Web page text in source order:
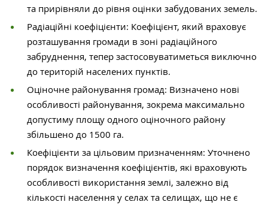
та прирівняли до рівня оцінки забудованих земель.
Радіаційні коефіцієнти: Коефіцієнт, який враховує
розташування громади в зоні радіаційного
забруднення, тепер застосовуватиметься виключно
до територій населених пунктів.
Оціночне районування громад: Визначено нові
особливості районування, зокрема максимально
допустиму площу одного оціночного району
збільшено до 1500 га.
Коефіцієнти за цільовим призначенням: Уточнено
порядок визначення коефіцієнтів, які враховують
особливості використання землі, залежно від
кількості населення у селах та селищах, що не є